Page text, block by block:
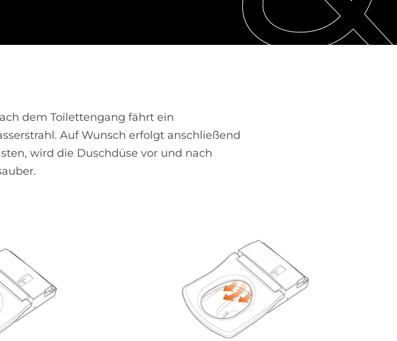
dem Toilettengang fährt ein
Auf Wunsch erfolgt anschließend
wird die Duschdüse vor und nach